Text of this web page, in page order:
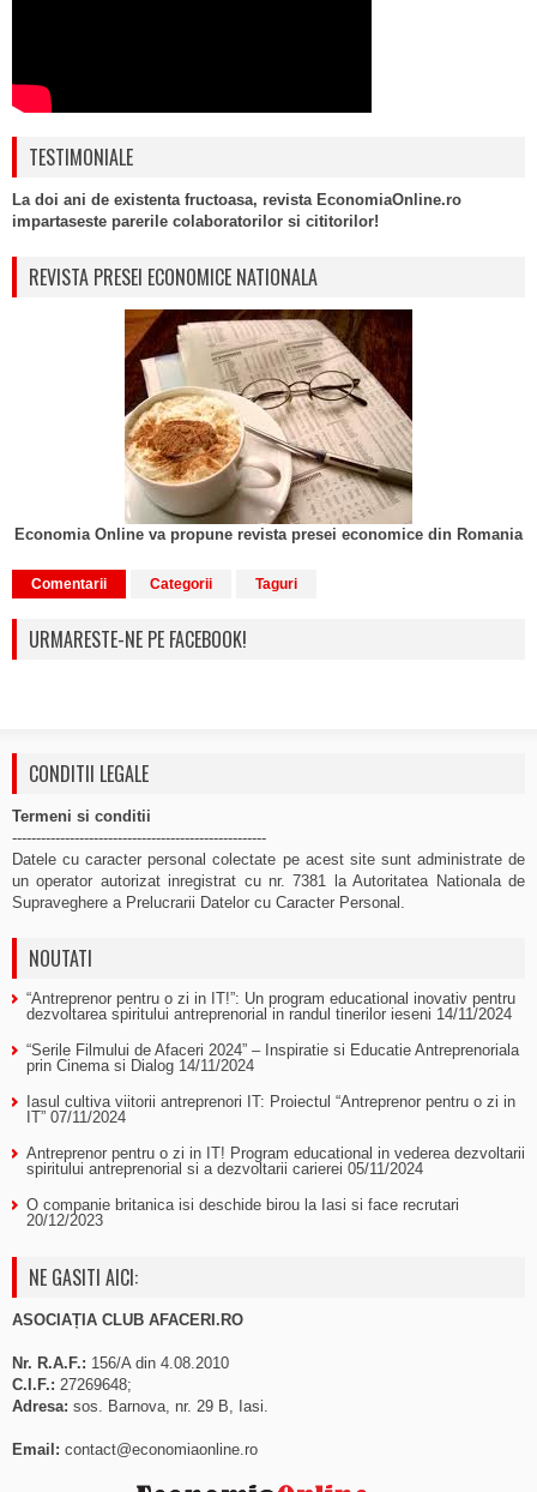
TESTIMONIALE
La doi ani de existenta fructoasa, revista EconomiaOnline.ro
impartaseste parerile colaboratorilor si cititorilor!
REVISTA PRESEI ECONOMICE NATIONALA
Economia Online va propune revista presei economice din Romania
Comentarii Categorii Taguri
URMARESTE-NE PE FACEBOOK!
CONDITII LEGALE
Termeni si conditii
-----------------------------------------------------
Datele cu caracter personal colectate pe acest site sunt administrate de
un operator autorizat inregistrat cu nr. 7381 la Autoritatea Nationala de
Supraveghere a Prelucrarii Datelor cu Caracter Personal.
NOUTATI
“Antreprenor pentru o zi in IT!”: Un program educational inovativ pentru
dezvoltarea spiritului antreprenorial in randul tinerilor ieseni 14/11/2024
“Serile Filmului de Afaceri 2024” – Inspiratie si Educatie Antreprenoriala
prin Cinema si Dialog 14/11/2024
Iasul cultiva viitorii antreprenori IT: Proiectul “Antreprenor pentru o zi in
IT” 07/11/2024
Antreprenor pentru o zi in IT! Program educational in vederea dezvoltarii
spiritului antreprenorial si a dezvoltarii carierei 05/11/2024
O companie britanica isi deschide birou la Iasi si face recrutari
20/12/2023
NE GASITI AICI:
ASOCIAȚIA CLUB AFACERI.RO
Nr. R.A.F.: 156/A din 4.08.2010
C.I.F.: 27269648;
Adresa: sos. Barnova, nr. 29 B, Iasi.
Email: contact@economiaonline.ro